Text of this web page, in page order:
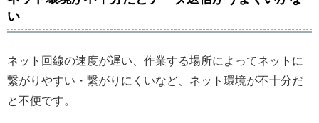
い
ネット回線の速度が遅い、作業する場所によってネットに
繋がりやすい・繋がりにくいなど、ネット環境が不十分だ
と不便です。